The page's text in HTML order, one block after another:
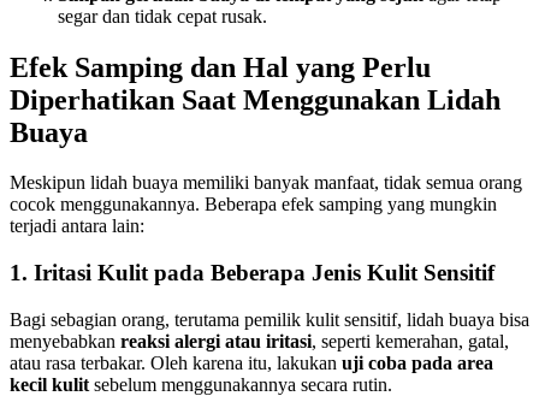
segar dan tidak cepat rusak.
Efek Samping dan Hal yang Perlu
Diperhatikan Saat Menggunakan Lidah
Buaya
Meskipun lidah buaya memiliki banyak manfaat, tidak semua orang
cocok menggunakannya. Beberapa efek samping yang mungkin
terjadi antara lain:
1. Iritasi Kulit pada Beberapa Jenis Kulit Sensitif
Bagi sebagian orang, terutama pemilik kulit sensitif, lidah buaya bisa
menyebabkan reaksi alergi atau iritasi, seperti kemerahan, gatal,
atau rasa terbakar. Oleh karena itu, lakukan uji coba pada area
kecil kulit sebelum menggunakannya secara rutin.